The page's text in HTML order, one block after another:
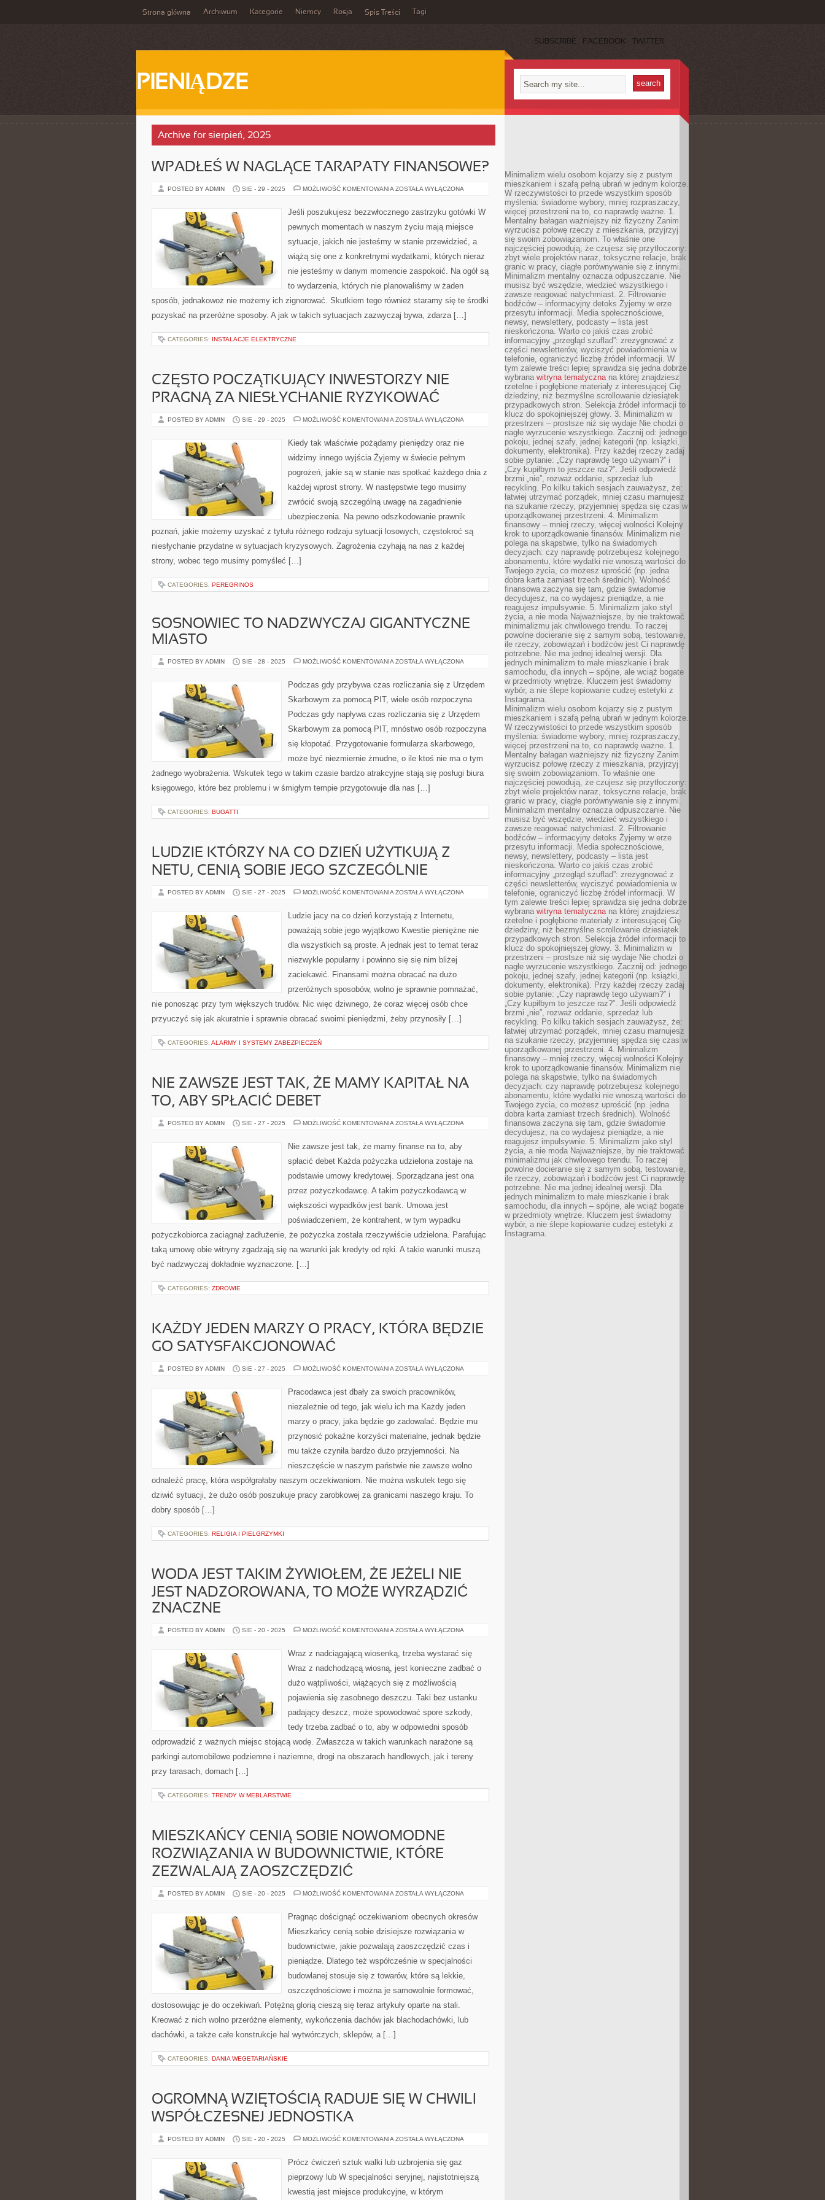
Strona główna Archiwum Kategorie Niemcy Rosja Spis Treści Tagi
SUBSCRIBE FACEBOOK TWITTER
PIENIĄDZE
Archive for sierpień, 2025
WPADŁEŚ W NAGLĄCE TARAPATY FINANSOWE?
POSTED BY ADMIN SIE - 29 - 2025 MOŻLIWOŚĆ KOMENTOWANIA WPADŁEŚ
TARAPATY
FINANSOWE?
ZOSTAŁA WYŁĄCZONA
Jeśli poszukujesz bezzwłocznego zastrzyku gotówki W
pewnych momentach w naszym życiu mają miejsce
sytuacje, jakich nie jesteśmy w stanie przewidzieć, a
wiążą się one z konkretnymi wydatkami, których nieraz
nie jesteśmy w danym momencie zaspokoić. Na ogół są
to wydarzenia, których nie planowaliśmy w żaden
sposób, jednakowoż nie możemy ich zignorować. Skutkiem tego również staramy się te środki
pozyskać na przeróżne sposoby. A jak w takich sytuacjach zazwyczaj bywa, zdarza […]
CATEGORIES: INSTALACJE ELEKTRYCZNE
CZĘSTO POCZĄTKUJĄCY INWESTORZY NIE
PRAGNĄ ZA NIESŁYCHANIE RYZYKOWAĆ
POSTED BY ADMIN SIE - 29 - 2025 MOŻLIWOŚĆ KOMENTOWANIA CZĘSTO
NIE
PRAGNĄ
NIESŁYCHANIE
ZOSTAŁA WYŁĄCZONA
Kiedy tak właściwie pożądamy pieniędzy oraz nie
widzimy innego wyjścia Żyjemy w świecie pełnym
pogrożeń, jakie są w stanie nas spotkać każdego dnia z
każdej wprost strony. W następstwie tego musimy
zwrócić swoją szczególną uwagę na zagadnienie
ubezpieczenia. Na pewno odszkodowanie prawnik
poznań, jakie możemy uzyskać z tytułu różnego rodzaju sytuacji losowych, częstokroć są
niesłychanie przydatne w sytuacjach kryzysowych. Zagrożenia czyhają na nas z każdej
strony, wobec tego musimy pomyśleć […]
CATEGORIES: PEREGRINOS
SOSNOWIEC TO NADZWYCZAJ GIGANTYCZNE
MIASTO
POSTED BY ADMIN SIE - 28 - 2025 MOŻLIWOŚĆ KOMENTOWANIA SOSNOWIEC
GIGANTYCZNE
MIASTO
ZOSTAŁA WYŁĄCZONA
Podczas gdy przybywa czas rozliczania się z Urzędem
Skarbowym za pomocą PIT, wiele osób rozpoczyna
Podczas gdy napływa czas rozliczania się z Urzędem
Skarbowym za pomocą PIT, mnóstwo osób rozpoczyna
się kłopotać. Przygotowanie formularza skarbowego,
może być niezmiernie żmudne, o ile ktoś nie ma o tym
żadnego wyobrażenia. Wskutek tego w takim czasie bardzo atrakcyjne stają się posługi biura
księgowego, które bez problemu i w śmigłym tempie przygotowuje dla nas […]
CATEGORIES: BUGATTI
LUDZIE KTÓRZY NA CO DZIEŃ UŻYTKUJĄ Z
NETU, CENIĄ SOBIE JEGO SZCZEGÓLNIE
POSTED BY ADMIN SIE - 27 - 2025 MOŻLIWOŚĆ KOMENTOWANIA LUDZIE
CO
DZIEŃ
Z
CENIĄ
JEGO
SZCZEGÓLNIE
ZOSTAŁA WYŁĄCZONA
Ludzie jacy na co dzień korzystają z Internetu,
poważają sobie jego wyjątkowo Kwestie pieniężne nie
dla wszystkich są proste. A jednak jest to temat teraz
niezwykle popularny i powinno się się nim bliżej
zaciekawić. Finansami można obracać na dużo
przeróżnych sposobów, wolno je sprawnie pomnażać,
nie ponosząc przy tym większych trudów. Nic więc dziwnego, że coraz więcej osób chce
przyuczyć się jak akuratnie i sprawnie obracać swoimi pieniędzmi, żeby przynosiły […]
CATEGORIES: ALARMY I SYSTEMY ZABEZPIECZEŃ
NIE ZAWSZE JEST TAK, ŻE MAMY KAPITAŁ NA
TO, ABY SPŁACIĆ DEBET
POSTED BY ADMIN SIE - 27 - 2025 MOŻLIWOŚĆ KOMENTOWANIA NIE
TAK,
ŻE
KAPITAŁ
TO,
SPŁACIĆ
DEBET
ZOSTAŁA WYŁĄCZONA
Nie zawsze jest tak, że mamy finanse na to, aby
spłacić debet Każda pożyczka udzielona zostaje na
podstawie umowy kredytowej. Sporządzana jest ona
przez pożyczkodawcę. A takim pożyczkodawcą w
większości wypadków jest bank. Umowa jest
poświadczeniem, że kontrahent, w tym wypadku
pożyczkobiorca zaciągnął zadłużenie, że pożyczka została rzeczywiście udzielona. Parafując
taką umowę obie witryny zgadzają się na warunki jak kredyty od ręki. A takie warunki muszą
być nadzwyczaj dokładnie wyznaczone. […]
CATEGORIES: ZDROWIE
KAŻDY JEDEN MARZY O PRACY, KTÓRA BĘDZIE
GO SATYSFAKCJONOWAĆ
POSTED BY ADMIN SIE - 27 - 2025 MOŻLIWOŚĆ KOMENTOWANIA KAŻDY
O
PRACY,
BĘDZIE
SATYSFAKCJONOWAĆ
ZOSTAŁA WYŁĄCZONA
Pracodawca jest dbały za swoich pracowników,
niezależnie od tego, jak wielu ich ma Każdy jeden
marzy o pracy, jaka będzie go zadowalać. Będzie mu
przynosić pokaźne korzyści materialne, jednak będzie
mu także czyniła bardzo dużo przyjemności. Na
nieszczęście w naszym państwie nie zawsze wolno
odnaleźć pracę, która współgrałaby naszym oczekiwaniom. Nie można wskutek tego się
dziwić sytuacji, że dużo osób poszukuje pracy zarobkowej za granicami naszego kraju. To
dobry sposób […]
CATEGORIES: RELIGIA I PIELGRZYMKI
WODA JEST TAKIM ŻYWIOŁEM, ŻE JEŻELI NIE
JEST NADZOROWANA, TO MOŻE WYRZĄDZIĆ
ZNACZNE
POSTED BY ADMIN SIE - 20 - 2025 MOŻLIWOŚĆ KOMENTOWANIA WODA
ŻYWIOŁEM,
ŻE
NIE
NADZOROWANA,
MOŻE
ZNACZNE
ZOSTAŁA WYŁĄCZONA
Wraz z nadciągającą wiosenką, trzeba wystarać się
Wraz z nadchodzącą wiosną, jest konieczne zadbać o
dużo wątpliwości, wiążących się z możliwością
pojawienia się zasobnego deszczu. Taki bez ustanku
padający deszcz, może spowodować spore szkody,
tedy trzeba zadbać o to, aby w odpowiedni sposób
odprowadzić z ważnych miejsc stojącą wodę. Zwłaszcza w takich warunkach narażone są
parkingi automobilowe podziemne i naziemne, drogi na obszarach handlowych, jak i tereny
przy tarasach, domach […]
CATEGORIES: TRENDY W MEBLARSTWIE
MIESZKAŃCY CENIĄ SOBIE NOWOMODNE
ROZWIĄZANIA W BUDOWNICTWIE, KTÓRE
ZEZWALAJĄ ZAOSZCZĘDZIĆ
POSTED BY ADMIN SIE - 20 - 2025 MOŻLIWOŚĆ KOMENTOWANIA MIESZKAŃCY
NOWOMODNE
ROZWIĄZANIA
BUDOWNICTWIE,
ZEZWALAJĄ
ZOSTAŁA WYŁĄCZONA
Pragnąc doścignąć oczekiwaniom obecnych okresów
Mieszkańcy cenią sobie dzisiejsze rozwiązania w
budownictwie, jakie pozwalają zaoszczędzić czas i
pieniądze. Dlatego też współcześnie w specjalności
budowlanej stosuje się z towarów, które są lekkie,
oszczędnościowe i można je samowolnie formować,
dostosowując je do oczekiwań. Potężną glorią cieszą się teraz artykuły oparte na stali.
Kreować z nich wolno przeróżne elementy, wykończenia dachów jak blachodachówki, lub
dachówki, a także całe konstrukcje hal wytwórczych, sklepów, a […]
CATEGORIES: DANIA WEGETARIAŃSKIE
OGROMNĄ WZIĘTOŚCIĄ RADUJE SIĘ W CHWILI
WSPÓŁCZESNEJ JEDNOSTKA
POSTED BY ADMIN SIE - 20 - 2025 MOŻLIWOŚĆ KOMENTOWANIA OGROMNĄ
W
WSPÓŁCZESNEJ
ZOSTAŁA WYŁĄCZONA
Prócz ćwiczeń sztuk walki lub uzbrojenia się gaz
pieprzowy lub W specjalności seryjnej, najistotniejszą
kwestią jest miejsce produkcyjne, w którym
Minimalizm wielu osobom kojarzy się z pustym
mieszkaniem i szafą pełną ubrań w jednym kolorze.
W rzeczywistości to przede wszystkim sposób
myślenia: świadome wybory, mniej rozpraszaczy,
więcej przestrzeni na to, co naprawdę ważne. 1.
Mentalny bałagan ważniejszy niż fizyczny Zanim
wyrzucisz połowę rzeczy z mieszkania, przyjrzyj
się swoim zobowiązaniom. To właśnie one
najczęściej powodują, że czujesz się przytłoczony:
zbyt wiele projektów naraz, toksyczne relacje, brak
granic w pracy, ciągłe porównywanie się z innymi.
Minimalizm mentalny oznacza odpuszczanie. Nie
musisz być wszędzie, wiedzieć wszystkiego i
zawsze reagować natychmiast. 2. Filtrowanie
bodźców – informacyjny detoks Żyjemy w erze
przesytu informacji. Media społecznościowe,
newsy, newslettery, podcasty – lista jest
nieskończona. Warto co jakiś czas zrobić
informacyjny „przegląd szuflad”: zrezygnować z
części newsletterów, wyciszyć powiadomienia w
telefonie, ograniczyć liczbę źródeł informacji. W
tym zalewie treści lepiej sprawdza się jedna dobrze
wybrana witryna tematycznana której znajdziesz
rzetelne i pogłębione materiały z interesującej Cię
dziedziny, niż bezmyślne scrollowanie dziesiątek
przypadkowych stron. Selekcja źródeł informacji to
klucz do spokojniejszej głowy. 3. Minimalizm w
przestrzeni – prostsze niż się wydaje Nie chodzi o
nagłe wyrzucenie wszystkiego. Zacznij od: jednego
pokoju, jednej szafy, jednej kategorii (np. książki,
dokumenty, elektronika). Przy każdej rzeczy zadaj
sobie pytanie: „Czy naprawdę tego używam?” i
„Czy kupiłbym to jeszcze raz?”. Jeśli odpowiedź
brzmi „nie”, rozważ oddanie, sprzedaż lub
recykling. Po kilku takich sesjach zauważysz, że:
łatwiej utrzymać porządek, mniej czasu marnujesz
na szukanie rzeczy, przyjemniej spędza się czas w
uporządkowanej przestrzeni. 4. Minimalizm
finansowy – mniej rzeczy, więcej wolności Kolejny
krok to uporządkowanie finansów. Minimalizm nie
polega na skąpstwie, tylko na świadomych
decyzjach: czy naprawdę potrzebujesz kolejnego
abonamentu, które wydatki nie wnoszą wartości do
Twojego życia, co możesz uprościć (np. jedna
dobra karta zamiast trzech średnich). Wolność
finansowa zaczyna się tam, gdzie świadomie
decydujesz, na co wydajesz pieniądze, a nie
reagujesz impulsywnie. 5. Minimalizm jako styl
życia, a nie moda Najważniejsze, by nie traktować
minimalizmu jak chwilowego trendu. To raczej
powolne docieranie się z samym sobą, testowanie,
ile rzeczy, zobowiązań i bodźców jest Ci naprawdę
potrzebne. Nie ma jednej idealnej wersji. Dla
jednych minimalizm to małe mieszkanie i brak
samochodu, dla innych – spójne, ale wciąż bogate
w przedmioty wnętrze. Kluczem jest świadomy
wybór, a nie ślepe kopiowanie cudzej estetyki z
Instagrama.
Minimalizm wielu osobom kojarzy się z pustym
mieszkaniem i szafą pełną ubrań w jednym kolorze.
W rzeczywistości to przede wszystkim sposób
myślenia: świadome wybory, mniej rozpraszaczy,
więcej przestrzeni na to, co naprawdę ważne. 1.
Mentalny bałagan ważniejszy niż fizyczny Zanim
wyrzucisz połowę rzeczy z mieszkania, przyjrzyj
się swoim zobowiązaniom. To właśnie one
najczęściej powodują, że czujesz się przytłoczony:
zbyt wiele projektów naraz, toksyczne relacje, brak
granic w pracy, ciągłe porównywanie się z innymi.
Minimalizm mentalny oznacza odpuszczanie. Nie
musisz być wszędzie, wiedzieć wszystkiego i
zawsze reagować natychmiast. 2. Filtrowanie
bodźców – informacyjny detoks Żyjemy w erze
przesytu informacji. Media społecznościowe,
newsy, newslettery, podcasty – lista jest
nieskończona. Warto co jakiś czas zrobić
informacyjny „przegląd szuflad”: zrezygnować z
części newsletterów, wyciszyć powiadomienia w
telefonie, ograniczyć liczbę źródeł informacji. W
tym zalewie treści lepiej sprawdza się jedna dobrze
wybrana witryna tematycznana której znajdziesz
rzetelne i pogłębione materiały z interesującej Cię
dziedziny, niż bezmyślne scrollowanie dziesiątek
przypadkowych stron. Selekcja źródeł informacji to
klucz do spokojniejszej głowy. 3. Minimalizm w
przestrzeni – prostsze niż się wydaje Nie chodzi o
nagłe wyrzucenie wszystkiego. Zacznij od: jednego
pokoju, jednej szafy, jednej kategorii (np. książki,
dokumenty, elektronika). Przy każdej rzeczy zadaj
sobie pytanie: „Czy naprawdę tego używam?” i
„Czy kupiłbym to jeszcze raz?”. Jeśli odpowiedź
brzmi „nie”, rozważ oddanie, sprzedaż lub
recykling. Po kilku takich sesjach zauważysz, że:
łatwiej utrzymać porządek, mniej czasu marnujesz
na szukanie rzeczy, przyjemniej spędza się czas w
uporządkowanej przestrzeni. 4. Minimalizm
finansowy – mniej rzeczy, więcej wolności Kolejny
krok to uporządkowanie finansów. Minimalizm nie
polega na skąpstwie, tylko na świadomych
decyzjach: czy naprawdę potrzebujesz kolejnego
abonamentu, które wydatki nie wnoszą wartości do
Twojego życia, co możesz uprościć (np. jedna
dobra karta zamiast trzech średnich). Wolność
finansowa zaczyna się tam, gdzie świadomie
decydujesz, na co wydajesz pieniądze, a nie
reagujesz impulsywnie. 5. Minimalizm jako styl
życia, a nie moda Najważniejsze, by nie traktować
minimalizmu jak chwilowego trendu. To raczej
powolne docieranie się z samym sobą, testowanie,
ile rzeczy, zobowiązań i bodźców jest Ci naprawdę
potrzebne. Nie ma jednej idealnej wersji. Dla
jednych minimalizm to małe mieszkanie i brak
samochodu, dla innych – spójne, ale wciąż bogate
w przedmioty wnętrze. Kluczem jest świadomy
wybór, a nie ślepe kopiowanie cudzej estetyki z
Instagrama.